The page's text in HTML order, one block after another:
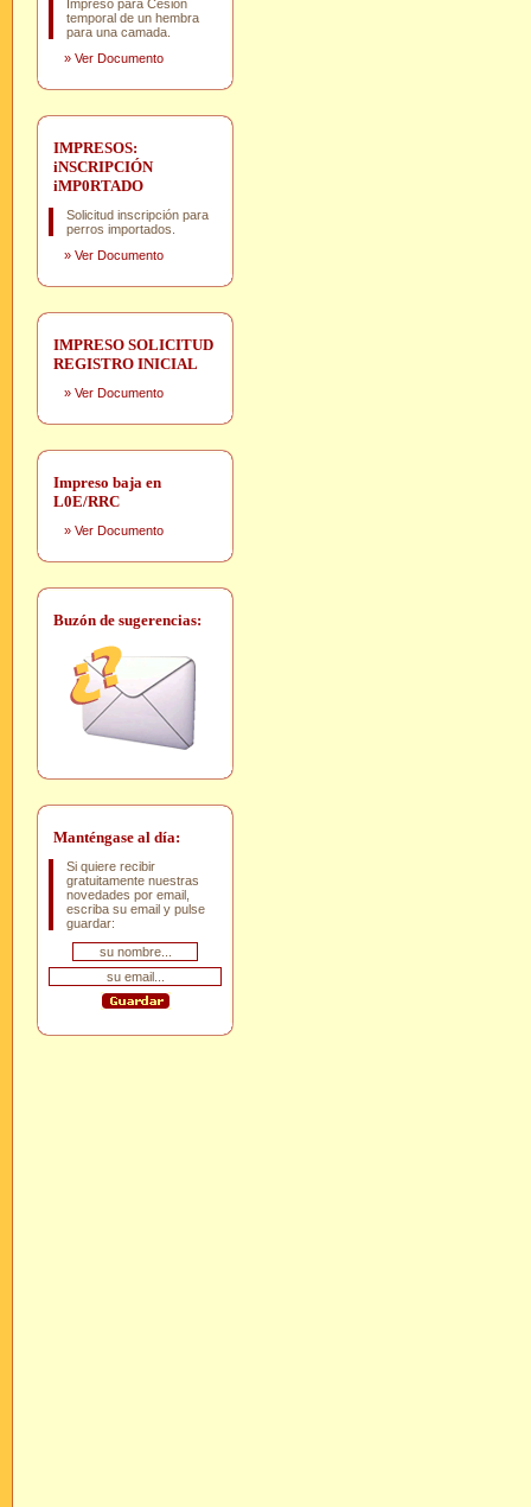
Impreso para Cesión
temporal de un hembra
para una camada.
» Ver Documento
IMPRESOS:
iNSCRIPCIÓN
iMP0RTADO
Solicitud inscripción para
perros importados.
» Ver Documento
IMPRESO SOLICITUD
REGISTRO INICIAL
» Ver Documento
Impreso baja en
L0E/RRC
» Ver Documento
Buzón de sugerencias:
Manténgase al día:
Si quiere recibir
gratuitamente nuestras
novedades por email,
escriba su email y pulse
guardar: